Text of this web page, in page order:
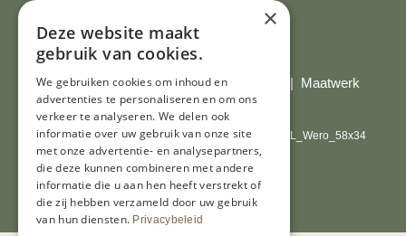
Al onze prijzen zijn incl. BTW
© Copyright 2026 Limburgs Bakwinkeltje | Maatwerk
website webmix
×
Deze website maakt
gebruik van cookies.
We gebruiken cookies om inhoud en
advertenties te personaliseren en om ons
verkeer te analyseren. We delen ook
informatie over uw gebruik van onze site
met onze advertentie- en analysepartners,
die deze kunnen combineren met andere
informatie die u aan hen heeft verstrekt of
die zij hebben verzameld door uw gebruik
van hun diensten. Privacybeleid